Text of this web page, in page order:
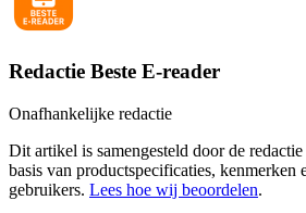
Redactie Beste E-reader
Onafhankelijke redactie
Dit artikel is samengesteld door de
basis van productspecificaties, kenmerken
gebruikers. Lees hoe wij beoordelen.